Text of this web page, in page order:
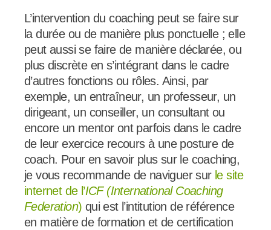
L’intervention du coaching peut se faire sur
la durée ou de manière plus ponctuelle ; elle
peut aussi se faire de manière déclarée, ou
plus discrète en s’intégrant dans le cadre
d’autres fonctions ou rôles. Ainsi, par
exemple, un entraîneur, un professeur, un
dirigeant, un conseiller, un consultant ou
encore un mentor ont parfois dans le cadre
de leur exercice recours à une posture de
coach. Pour en savoir plus sur le coaching,
je vous recommande de naviguer sur le site
internet de l’ICF (International Coaching
Federation) qui est l’intitution de référence
en matière de formation et de certification